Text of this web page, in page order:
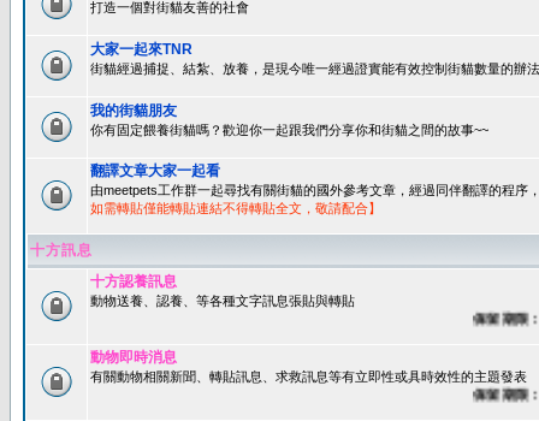
打造一個對街貓友善的社會
大家一起來TNR
街貓經過捕捉、結紮、放養，是現今唯一經過證實能有效控制街貓數量的辦
我的街貓朋友
你有固定餵養街貓嗎？歡迎你一起跟我們分享你和街貓之間的故事~~
翻譯文章大家一起看
由meetpets工作群一起尋找有關街貓的國外參考文章，經過同伴翻譯的程序
如需轉貼僅能轉貼連結不得轉貼全文，敬請配合】
十方訊息
十方認養訊息
動物送養、認養、等各種文字訊息張貼與轉貼
保留期限：60
動物即時消息
有關動物相關新聞、轉貼訊息、求救訊息等有立即性或具時效性的主題發表
保留期限：45